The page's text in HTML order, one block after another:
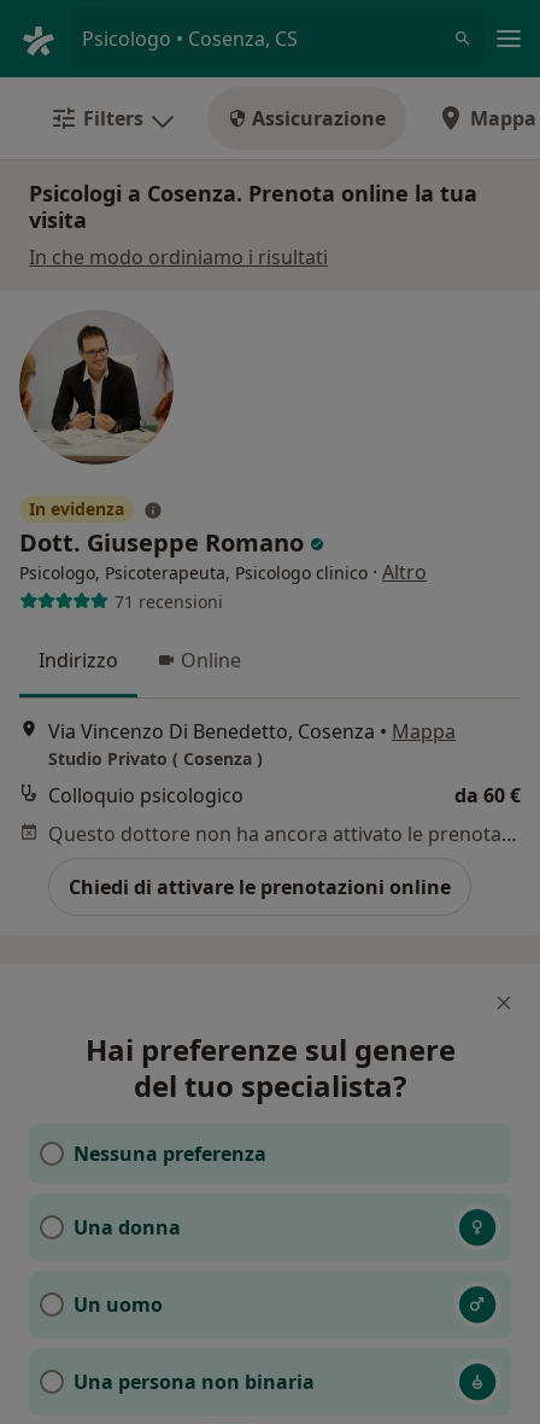
Psicologo • Cosenza, CS
Filters Assicurazione Mappa
Psicologi a Cosenza. Prenota online la tua
visita
In che modo ordiniamo i risultati
In evidenza
Dott. Giuseppe Romano
Psicologo, Psicoterapeuta, Psicologo clinico · Altro
71 recensioni
Indirizzo Online
Via Vincenzo Di Benedetto, Cosenza • Mappa
Studio Privato ( Cosenza )
Colloquio psicologico
da 60 €
Questo dottore non ha ancora attivato le prenotazioni online presso questo indirizzo.
Chiedi di attivare le prenotazioni online
Hai preferenze sul genere
del tuo specialista?
Nessuna preferenza
Una donna
Un uomo
Una persona non binaria